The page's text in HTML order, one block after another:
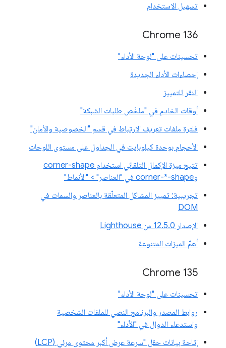
تسهيل الاستخدام
Chrome 136
تحسينات على "لوحة الأداء"
إحصاءات الأداء الجديدة
النقر للتمييز
أوقات الخادم في "ملخّص طلبات الشبكة"
فلترة ملفات تعريف الارتباط في قسم "الخصوصية والأمان"
الأحجام بوحدة كيلوبايت في الجداول على مستوى اللوحات
تتيح ميزة الإكمال التلقائي استخدام corner-shape
وcorner-*-shape في "العناصر" > "الأنماط"
تجريبية: تمييز المشاكل المتعلّقة بالعناصر والسمات في
DOM
الإصدار 12.5.0 من Lighthouse
أهمّ الميزات المتنوعة
Chrome 135
تحسينات على "لوحة الأداء"
روابط المصدر والبرنامج النصي للملفات الشخصية
واستدعاء الدوال في "الأداء"
إتاحة بيانات حقل "سرعة عرض أكبر محتوى مرئي (LCP)